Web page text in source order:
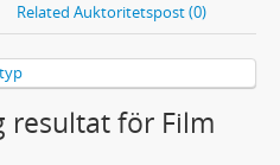
Related Auktoritetspost (0)
resultat för Film